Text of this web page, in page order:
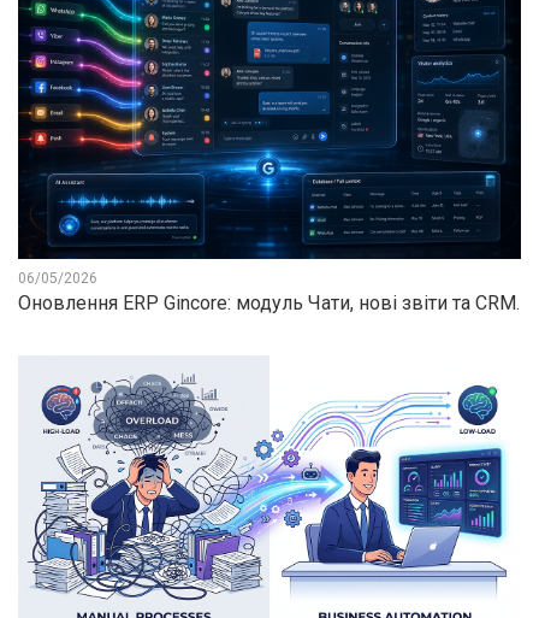
06/05/2026
Оновлення ERP Gincore: модуль Чати, нові звіти та CRM.